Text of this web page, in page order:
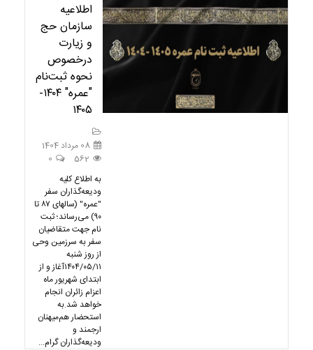
اطلاعیه
سازمان حج
و زیارت
درخصوص
نحوه ثبت‌نام
"عمره‌" ۱۴۰۴-
۱۴۰۵
08 مرداد 1404
562
0
به اطلاع کلیه
ودیعه‌گذاران سفر
"عمره" (سالهای ۸۷ تا
۹۰) می‌رساند؛ ثبت
نام جهت متقاضیان
سفر به سرزمین وحی
از روز شنبه
۱۴۰۴/۰۵/۱۱آغاز و از
ابتدای شهریور ماه
اعزام زائران انجام
خواهد شد.به
استحضار هم‌میهنان
ارجمند و
ودیعه‌گذاران گرام...